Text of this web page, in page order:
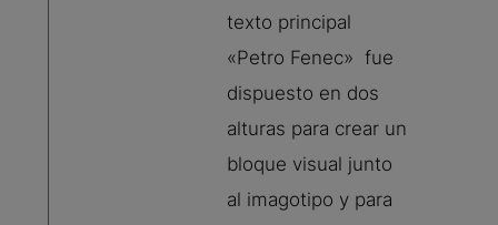
texto principal
«Petro Fenec» fue
dispuesto en dos
alturas para crear un
bloque visual junto
al imagotipo y para